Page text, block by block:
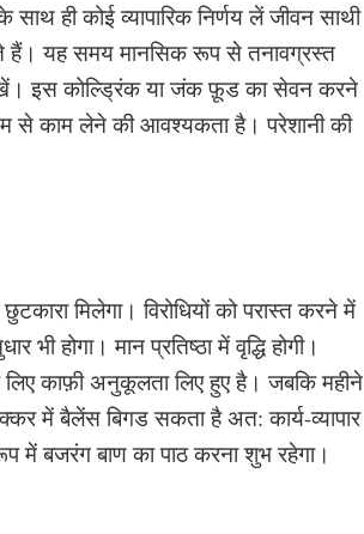
ही कोई व्यापारिक निर्णय लें जीवन साथी
हैं। यह समय मानसिक रूप से तनावग्रस्त
इस कोल्ड्रिंक या जंक फ़ूड का सेवन करने
काम लेने की आवश्यकता है। परेशानी की
मिलेगा। विरोधियों को परास्त करने में
होगा। मान प्रतिष्ठा में वृद्धि होगी।
लिए काफ़ी अनुकूलता लिए हुए है। जबकि महीने
में बैलेंस बिगड सकता है अत: कार्य-व्यापार
बजरंग बाण का पाठ करना शुभ रहेगा।